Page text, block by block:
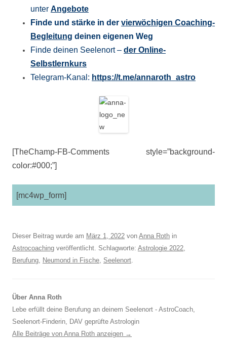
unter Angebote
Finde und stärke in der vierwöchigen Coaching-
Begleitung deinen eigenen Weg
Finde deinen Seelenort – der Online-
Selbstlernkurs
Telegram-Kanal: https://t.me/annaroth_astro
[TheChamp-FB-Comments style=”background-
color:#000;”]
[mc4wp_form]
Dieser Beitrag wurde am März 1, 2022 von Anna Roth in
Astrocoaching veröffentlicht. Schlagworte: Astrologie 2022,
Berufung, Neumond in Fische, Seelenort.
Über Anna Roth
Lebe erfüllt deine Berufung an deinem Seelenort - AstroCoach,
Seelenort-Finderin, DAV geprüfte Astrologin
Alle Beiträge von Anna Roth anzeigen →